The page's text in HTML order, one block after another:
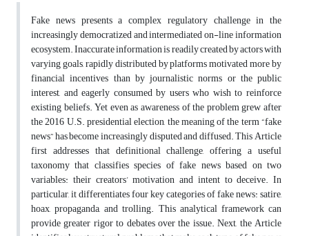
Fake news presents a complex regulatory challenge in the
increasingly democratized and intermediated on-line information
ecosystem. Inaccurate information is readily created by actors with
varying goals, rapidly distributed by platforms motivated more by
financial incentives than by journalistic norms or the public
interest, and eagerly consumed by users who wish to reinforce
existing beliefs. Yet even as awareness of the problem grew after
the 2016 U.S. presidential election, the meaning of the term “fake
news” has become increasingly disputed and diffused. This Article
first addresses that definitional challenge, offering a useful
taxonomy that classifies species of fake news based on two
variables: their creators’ motivation and intent to deceive. In
particular, it differentiates four key categories of fake news: satire,
hoax, propaganda, and trolling. This analytical framework can
provide greater rigor to debates over the issue. Next, the Article